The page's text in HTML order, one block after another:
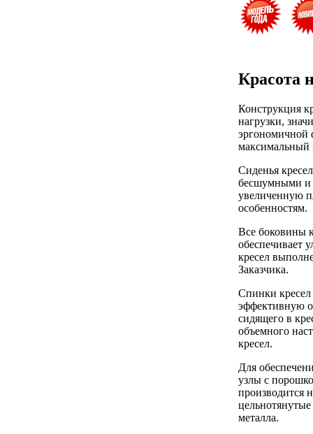
Красота
Конструкция
нагрузки,
эргономичной
максимальный
Сиденья
бесшумными и
увеличенную
особенностям.
Все боковины
обеспечивает
кресел
Заказчика.
Спинки
эффективную
сидящего в
объемного
кресел.
Для
узлы с
производится
металла.